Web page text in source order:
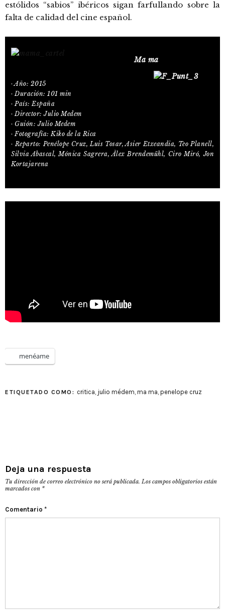
estólidos “sabios” ibéricos sigan farfullando sobre la
falta de calidad del cine español.
Ma ma
· Año: 2015
· Duración: 101 min
· País: España
· Director: Julio Medem
· Guión: Julio Medem
· Fotografía: Kiko de la Rica
· Reparto: Penélope Cruz, Luis Tosar, Asier Etxeandia, Teo Planell,
Silvia Abascal, Mónica Sagrera, Àlex Brendemühl, Ciro Miró, Jon
Kortajarena
menéame
ETIQUETADO COMO: critica, julio médem, ma ma, penelope cruz
Deja una respuesta
Tu dirección de correo electrónico no será publicada. Los campos obligatorios están
marcados con *
Comentario *